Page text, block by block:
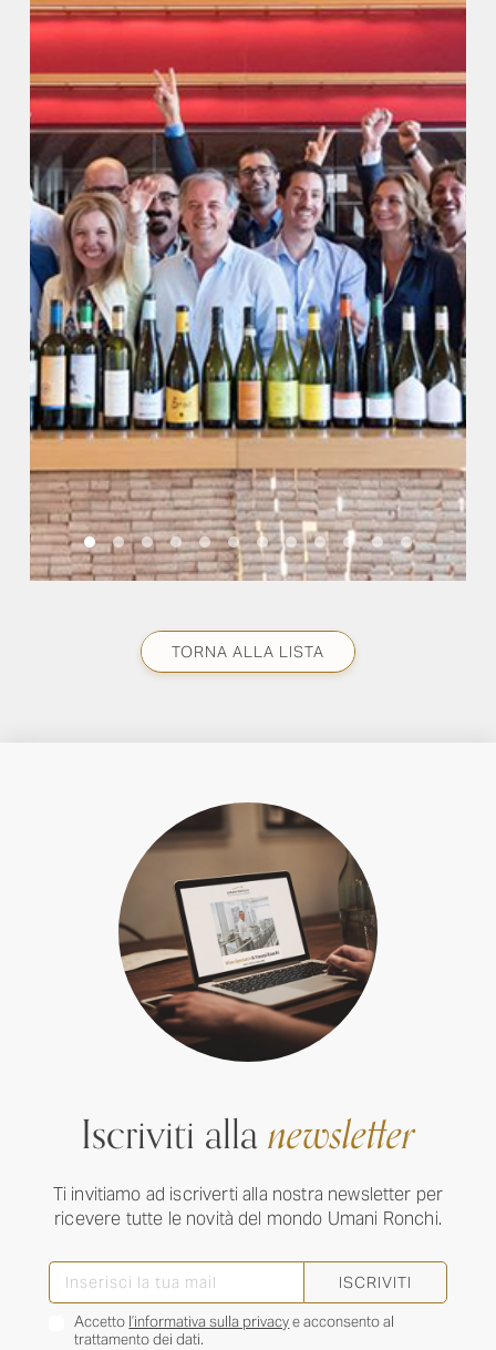
TORNA ALLA LISTA
Iscriviti allanewsletter
Ti invitiamo ad iscriverti alla nostra newsletter per
ricevere tutte le novità del mondo Umani Ronchi.
ISCRIVITI
Accetto l’informativa sulla privacye acconsento al
trattamento dei dati.